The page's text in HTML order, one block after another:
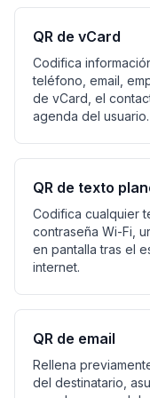
QR de vCard
Codifica
teléfono, email,
de vCard, el
agenda del
QR de texto
Codifica cualquier
contraseña Wi-Fi,
en pantalla tras el
internet.
QR de email
Rellena
del destinatario,